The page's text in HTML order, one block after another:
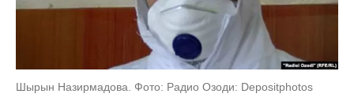
Шырын Назирмадова. Фото: Радио Озоди: Depositphotos